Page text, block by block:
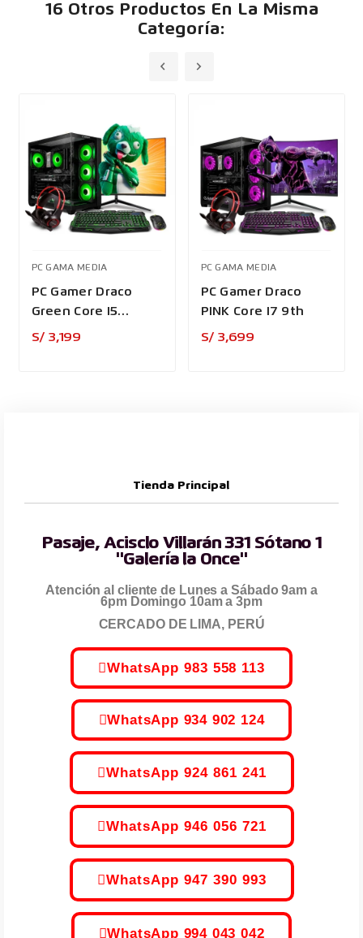
16 Otros Productos En La Misma
Categoría:
PC GAMA MEDIA
PC Gamer Draco
Green Core I5
12400F 12th
S/ 3,199
PC GAMA MEDIA
PC Gamer Draco
PINK Core I7 9th
S/ 3,699
Tienda Principal
Pasaje, Acisclo Villarán 331 Sótano 1
"Galería la Once"
Atención al cliente de Lunes a Sábado 9am a
6pm Domingo 10am a 3pm
CERCADO DE LIMA, PERÚ
WhatsApp 983 558 113
WhatsApp 934 902 124
WhatsApp 924 861 241
WhatsApp 946 056 721
WhatsApp 947 390 993
WhatsApp 994 043 042